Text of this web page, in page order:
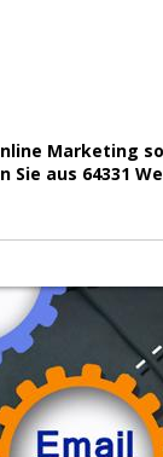
Marketing
Sie aus 64331